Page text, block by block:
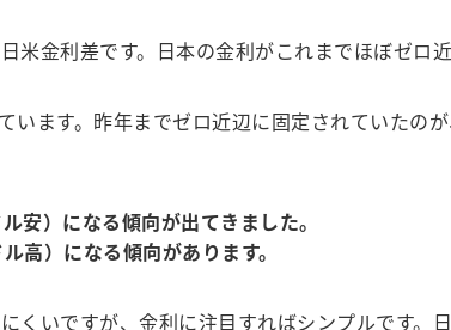
金利差です。日本の金利がこれまでほぼゼロ
ます。昨年までゼロ近辺に固定されていたの
安）になる傾向が出てきました。
高）になる傾向があります。
いですが、金利に注目すればシンプルです。